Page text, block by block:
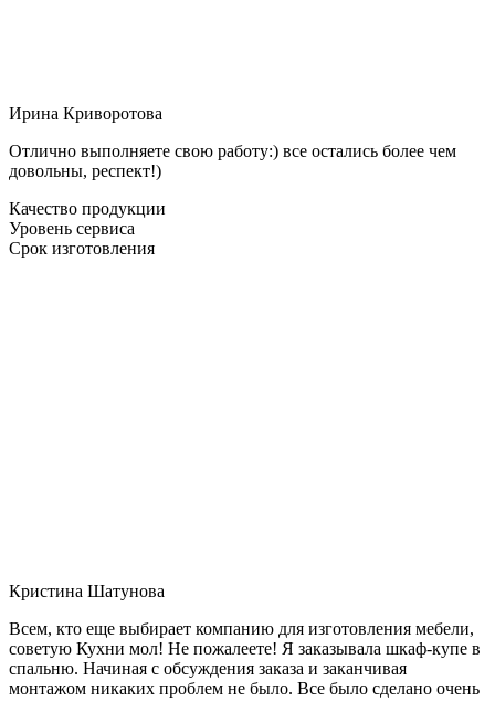
Ирина Криворотова
Отлично выполняете свою работу:) все остались более чем
довольны, респект!)
Качество продукции
Уровень сервиса
Срок изготовления
Кристина Шатунова
Всем, кто еще выбирает компанию для изготовления мебели,
советую Кухни мол! Не пожалеете! Я заказывала шкаф-купе в
спальню. Начиная с обсуждения заказа и заканчивая
монтажом никаких проблем не было. Все было сделано очень